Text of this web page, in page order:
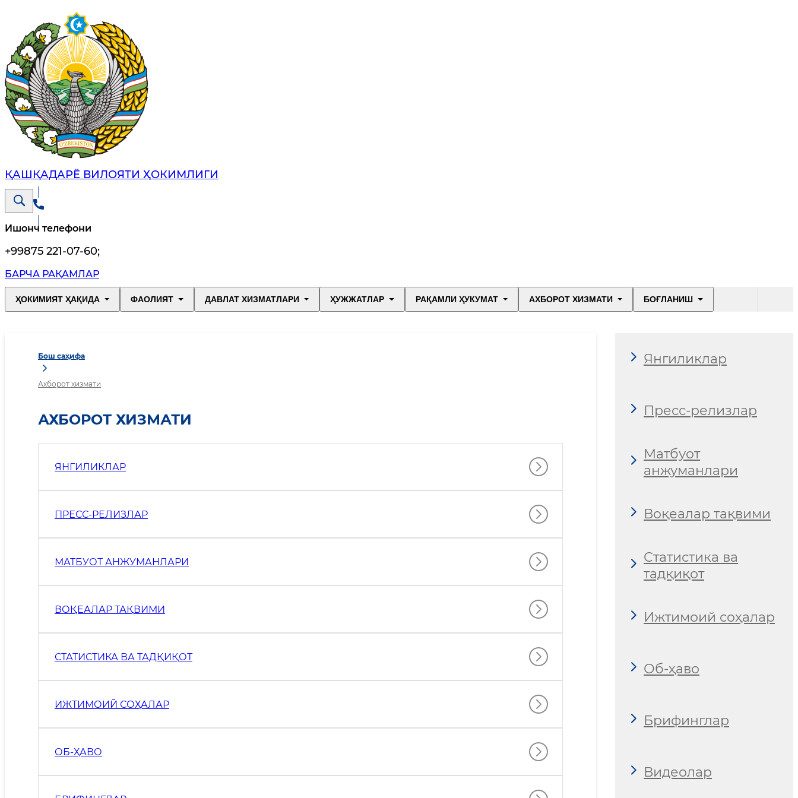
ҚАШҚАДАРЁ ВИЛОЯТИ ҲОКИМЛИГИ
Ишонч телефони
+99875 221-07-60;
БАРЧА РАҚАМЛАР
ҲОКИМИЯТ ҲАҚИДА ФАОЛИЯТ ДАВЛАТ ХИЗМАТЛАРИ ҲУЖЖАТЛАР РАҚАМЛИ ҲУКУМАТ АХБОРОТ ХИЗМАТИ БОҒЛАНИШ
Бош саҳифа
Ахборот хизмати
АХБОРОТ ХИЗМАТИ
ЯНГИЛИКЛАР
ПРЕСС-РЕЛИЗЛАР
МАТБУОТ АНЖУМАНЛАРИ
ВОҚЕАЛАР ТАҚВИМИ
СТАТИСТИКА ВА ТАДҚИҚОТ
ИЖТИМОИЙ СОҲАЛАР
ОБ-ҲАВО
Янгиликлар
Пресс-релизлар
Матбуот
анжуманлари
Воқеалар тақвими
Статистика ва
тадқиқот
Ижтимоий соҳалар
Об-ҳаво
Брифинглар
Видеолар